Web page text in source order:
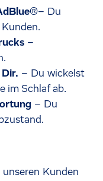
®– Du
–
– Du wickelst
im Schlaf ab.
– Du
Kunden